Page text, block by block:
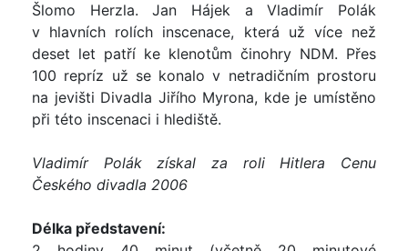
Šlomo Herzla. Jan Hájek a Vladimír Polák
v hlavních rolích inscenace, která už více než
deset let patří ke klenotům činohry NDM. Přes
100 repríz už se konalo v netradičním prostoru
na jevišti Divadla Jiřího Myrona, kde je umístěno
při této inscenaci i hlediště.
Vladimír Polák získal za roli Hitlera Cenu
Českého divadla 2006
Délka představení: